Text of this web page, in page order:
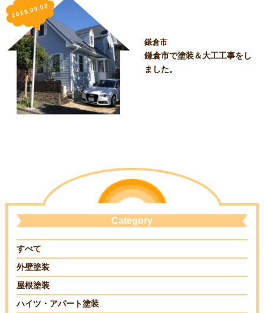
2018.09.03
鎌倉市
鎌倉市で塗装＆大工工事をし
ました。
Category
すべて
外壁塗装
屋根塗装
ハイツ・アパート塗装